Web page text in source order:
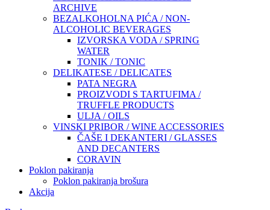
ARCHIVE
BEZALKOHOLNA PIĆA / NON-
ALCOHOLIC BEVERAGES
IZVORSKA VODA / SPRING
WATER
TONIK / TONIC
DELIKATESE / DELICATES
PATA NEGRA
PROIZVODI S TARTUFIMA /
TRUFFLE PRODUCTS
ULJA / OILS
VINSKI PRIBOR / WINE ACCESSORIES
ČAŠE I DEKANTERI / GLASSES
AND DECANTERS
CORAVIN
Poklon pakiranja
Poklon pakiranja brošura
Akcija